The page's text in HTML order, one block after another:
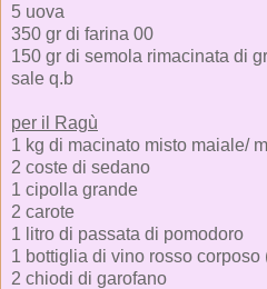
5 uova
350 gr di farina 00
150 gr di semola rimacinata di
sale q.b
per il Ragù
1 kg di macinato misto maiale/
2 coste di sedano
1 cipolla grande
2 carote
1 litro di passata di pomodoro
1 bottiglia di vino rosso
2 chiodi di garofano